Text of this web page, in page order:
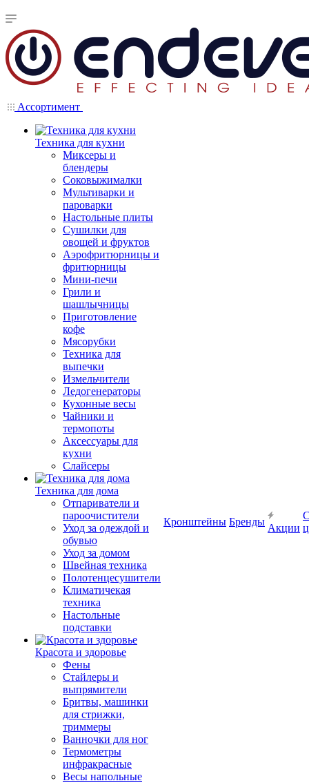
Ассортимент
Техника для кухни
Миксеры и
блендеры
Соковыжималки
Мультиварки и
пароварки
Настольные плиты
Сушилки для
овощей и фруктов
Аэрофритюрницы и
фритюрницы
Мини-печи
Грили и
шашлычницы
Приготовление
кофе
Мясорубки
Техника для
выпечки
Измельчители
Ледогенераторы
Кухонные весы
Чайники и
термопоты
Аксессуары для
кухни
Слайсеры
Техника для дома
Отпариватели и
пароочистители
Уход за одеждой и
обувью
Уход за домом
Швейная техника
Полотенцесушители
Климатичекая
техника
Настольные
подставки
Красота и здоровье
Фены
Стайлеры и
выпрямители
Бритвы, машинки
для стрижки,
триммеры
Ванночки для ног
Термометры
инфракрасные
Весы напольные
Кронштейны Бренды
Акции